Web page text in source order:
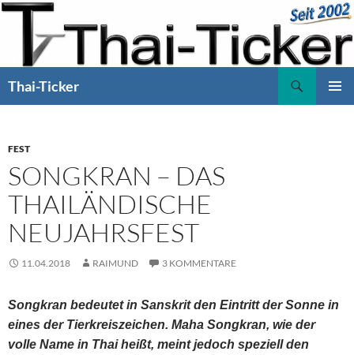
Zum
Inhalt
springen
Thai-Ticker
FEST
SONGKRAN – DAS
THAILÄNDISCHE
NEUJAHRSFEST
11.04.2018 RAIMUND 3 KOMMENTARE
Songkran bedeutet in Sanskrit den Eintritt der Sonne in
eines der Tierkreiszeichen. Maha Songkran, wie der
volle Name in Thai heißt, meint jedoch speziell den